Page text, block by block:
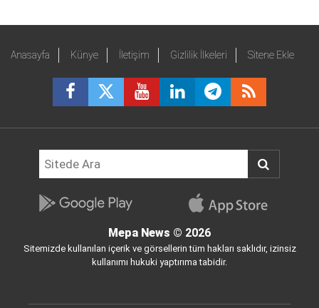
Anasayfa Künye İletişim Gizlilik İlkeleri Sitene Ekle
Mepa News © 2026
Sitemizde kullanılan içerik ve görsellerin tüm hakları saklıdır, izinsiz
kullanımı hukuki yaptırıma tabidir.